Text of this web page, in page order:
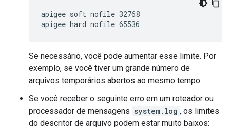
apigee soft nofile 32768
apigee hard nofile 65536
Se necessário, você pode aumentar esse limite. Por
exemplo, se você tiver um grande número de
arquivos temporários abertos ao mesmo tempo.
Se você receber o seguinte erro em um roteador ou
processador de mensagens system.log , os limites
do descritor de arquivo podem estar muito baixos: